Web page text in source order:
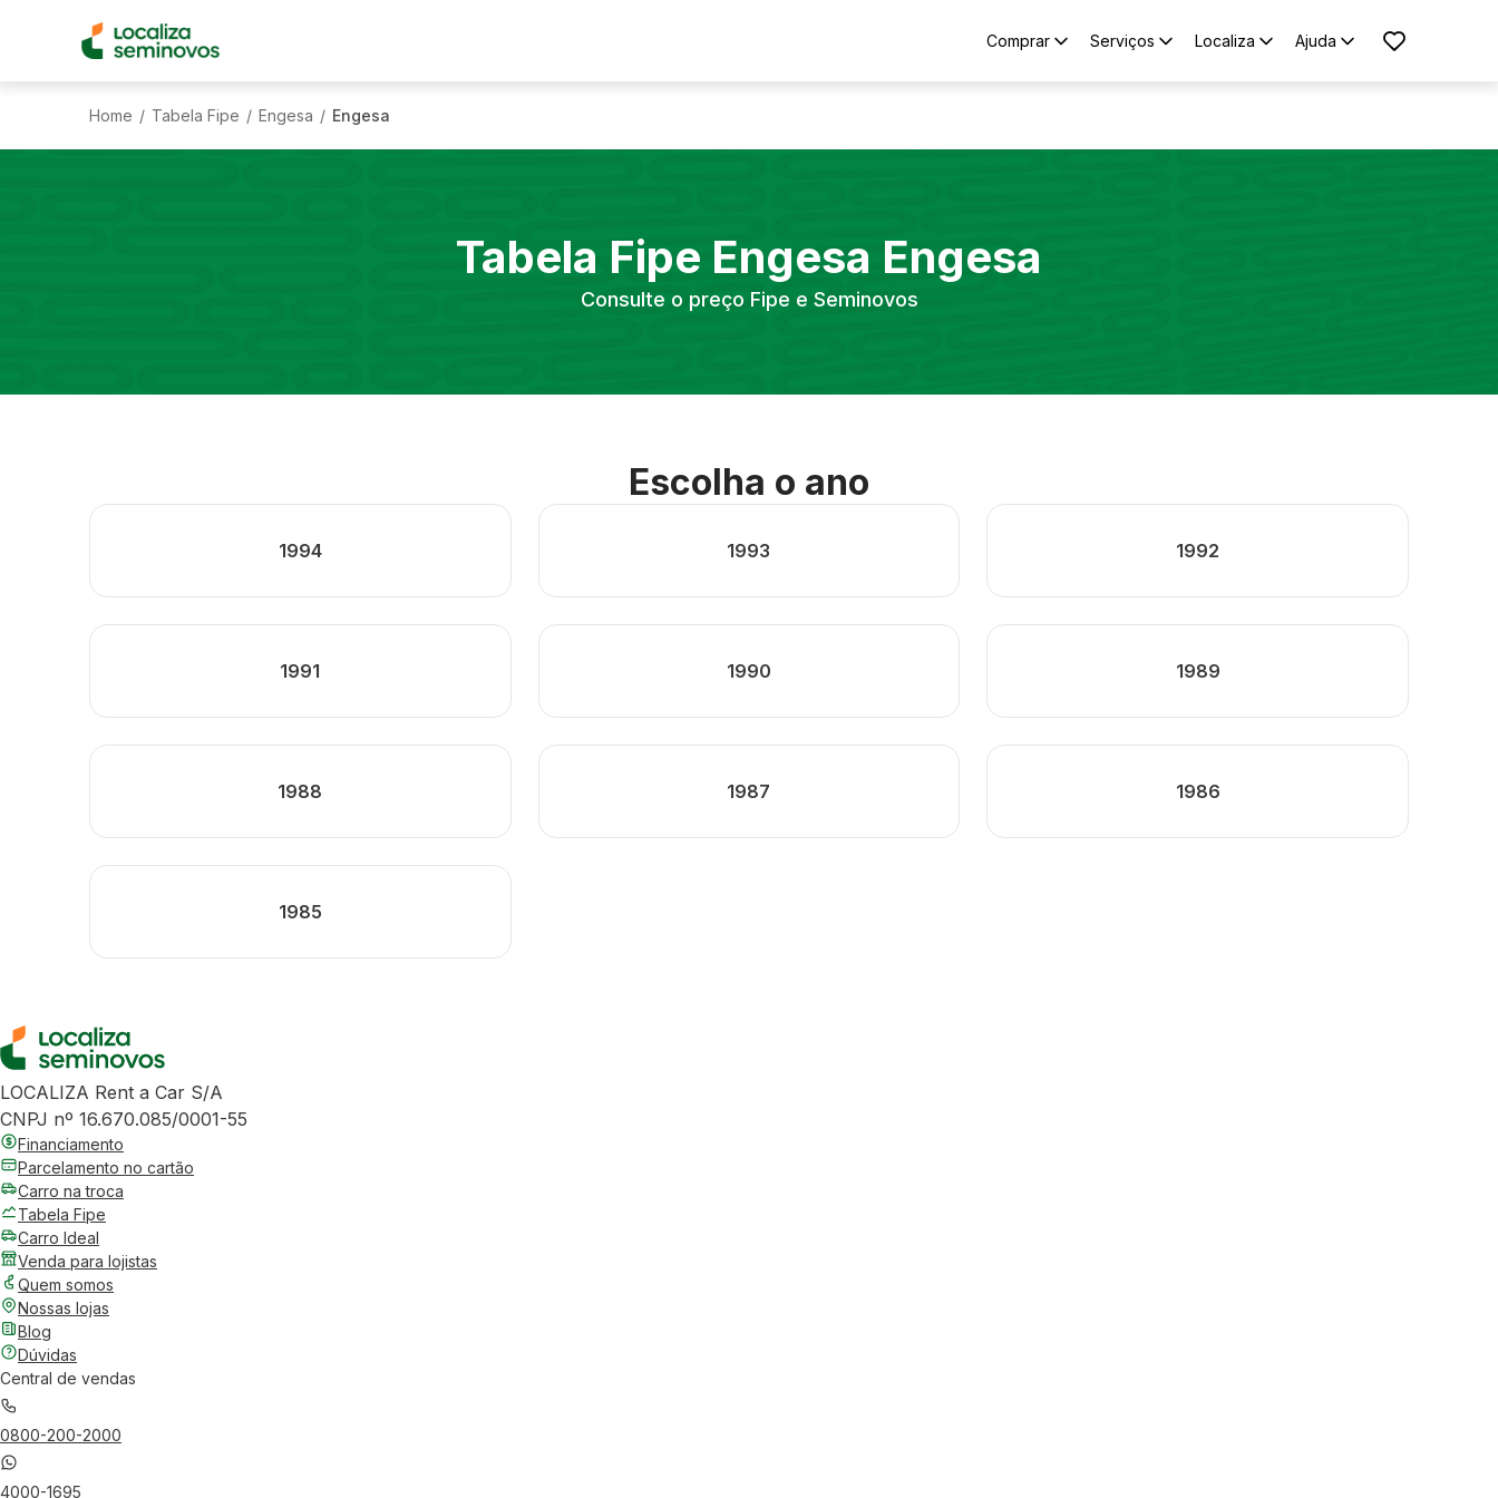
Comprar Serviços Localiza Ajuda
Home / Tabela Fipe / Engesa / Engesa
Tabela Fipe Engesa Engesa
Consulte o preço Fipe e Seminovos
Escolha o ano
1994 1993 1992
1991 1990 1989
1988 1987 1986
1985
LOCALIZA Rent a Car S/A
CNPJ nº 16.670.085/0001-55
Financiamento
Parcelamento no cartão
Carro na troca
Tabela Fipe
Carro Ideal
Venda para lojistas
Quem somos
Nossas lojas
Blog
Dúvidas
Central de vendas
0800-200-2000
4000-1695